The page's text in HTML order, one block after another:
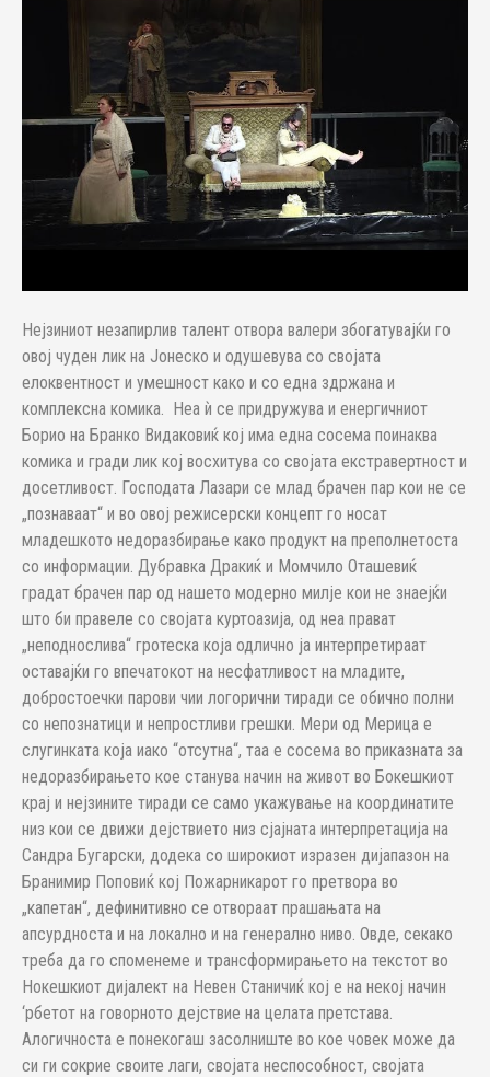
Нејзиниот незапирлив талент отвора валери збогатувајќи го
овој чуден лик на Јонеско и одушевува со својата
елоквентност и умешност како и со една здржана и
комплексна комика. Неа ѝ се придружува и енергичниот
Борио на Бранко Видаковиќ кој има една сосема поинаква
комика и гради лик кој восхитува со својата екстравертност и
досетливост. Господата Лазари се млад брачен пар кои не се
„познаваат“ и во овој режисерски концепт го носат
младешкото недоразбирање како продукт на преполнетоста
со информации. Дубравка Дракиќ и Момчило Оташевиќ
градат брачен пар од нашето модерно милје кои не знаејќи
што би правеле со својата куртоазија, од неа прават
„неподнослива“ гротеска која одлично ја интерпретираат
оставајќи го впечатокот на несфатливост на младите,
добростоечки парови чии логорични тиради се обично полни
со непознатици и непростливи грешки. Мери од Мерица е
слугинката која иако “отсутна“, таа е сосема во приказната за
недоразбирањето кое станува начин на живот во Бокешкиот
крај и нејзините тиради се само укажување на координатите
низ кои се движи дејствието низ сјајната интерпретација на
Сандра Бугарски, додека со широкиот изразен дијапазон на
Бранимир Поповиќ кој Пожарникарот го претвора во
„капетан“, дефинитивно се отвораат прашањата на
апсурдноста и на локално и на генерално ниво. Овде, секако
треба да го споменеме и трансформирањето на текстот во
Нокешкиот дијалект на Невен Станичиќ кој е на некој начин
‘рбетот на говорното дејствие на целата претстава.
Алогичноста е понекогаш засолниште во кое човек може да
си ги сокрие своите лаги, својата неспособност, својата